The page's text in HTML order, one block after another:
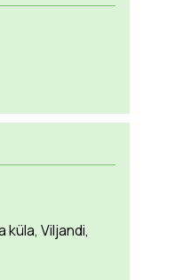
küla, Viljandi,